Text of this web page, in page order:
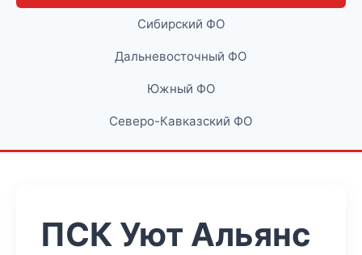
Сибирский ФО
Дальневосточный ФО
Южный ФО
Северо-Кавказский ФО
ПСК Уют Альянс